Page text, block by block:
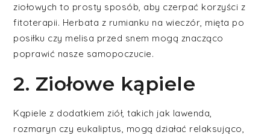
ziołowych to prosty sposób, aby czerpać korzyści z
fitoterapii. Herbata z rumianku na wieczór, mięta po
posiłku czy melisa przed snem mogą znacząco
poprawić nasze samopoczucie.
2. Ziołowe kąpiele
Kąpiele z dodatkiem ziół, takich jak lawenda,
rozmaryn czy eukaliptus, mogą działać relaksująco,